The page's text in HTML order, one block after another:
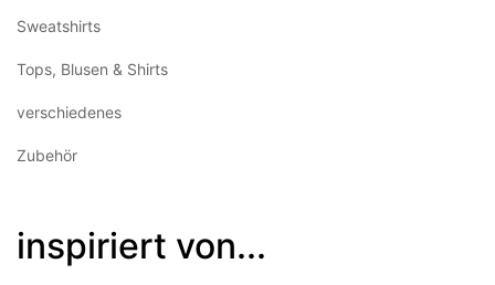
Sweatshirts
Tops, Blusen & Shirts
verschiedenes
Zubehör
inspiriert von...